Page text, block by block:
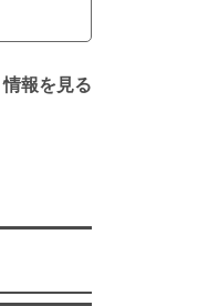
情報を見る